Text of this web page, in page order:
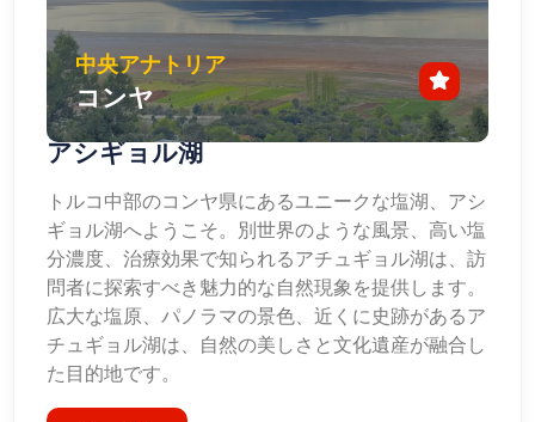
中央アナトリア
コンヤ
アシギョル湖
トルコ中部のコンヤ県にあるユニークな塩湖、アシ
ギョル湖へようこそ。別世界のような風景、高い塩
分濃度、治療効果で知られるアチュギョル湖は、訪
問者に探索すべき魅力的な自然現象を提供します。
広大な塩原、パノラマの景色、近くに史跡があるア
チュギョル湖は、自然の美しさと文化遺産が融合し
た目的地です。